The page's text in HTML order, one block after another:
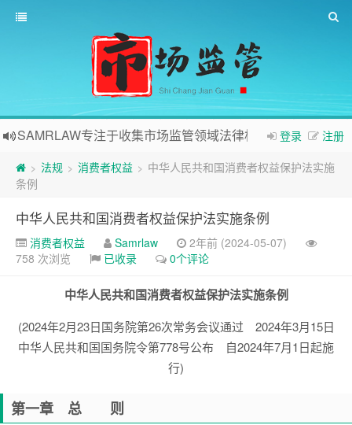
登录 注册
SAMRLAW专注于收集市场监管领域法律相关内容
> 法规 > 消费者权益 > 中华人民共和国消费者权益保护法实施
条例
中华人民共和国消费者权益保护法实施条例
消费者权益 Samrlaw
2年前 (2024-05-07)
758 次浏览
已收录 0个评论
中华人民共和国消费者权益保护法实施条例
(2024年2月23日国务院第26次常务会议通过 2024年3月15日
中华人民共和国国务院令第778号公布 自2024年7月1日起施
行)
第一章 总 则